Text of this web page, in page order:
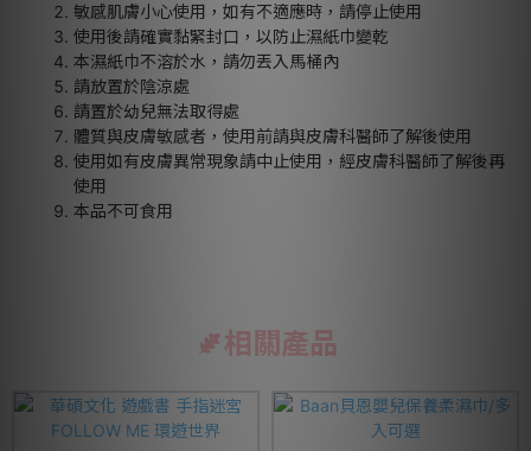
敏感肌膚小心使用，如有不適應時，請停止使用
使用後請確實黏緊封口，以防止濕紙巾變乾
本濕紙巾不溶於水，請勿丟入馬桶內
請放置於陰涼處
請置於幼兒無法取得處
體質與皮膚敏感者，使用前請與皮膚科醫師了解後使用
使用如有皮膚異常現象請中止使用，經皮膚科醫師了解後再
使用
本品不可食用
相關產品